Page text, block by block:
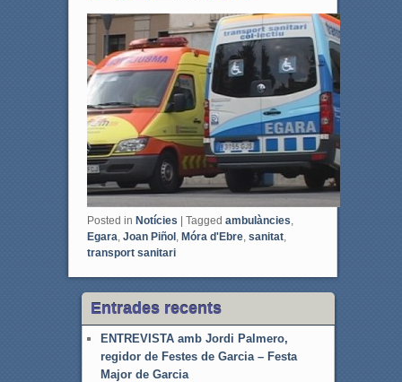
c
e
b
o
o
i
t
t
e
Posted in Notícies | Tagged ambulàncies
Egara Joan Piñol, Móra d'Ebre, sanitat,
transport sanitari
Entrades recents
ENTREVISTA amb Jordi Palmero,
regidor de Festes de Garcia – Festa
Major de Garcia